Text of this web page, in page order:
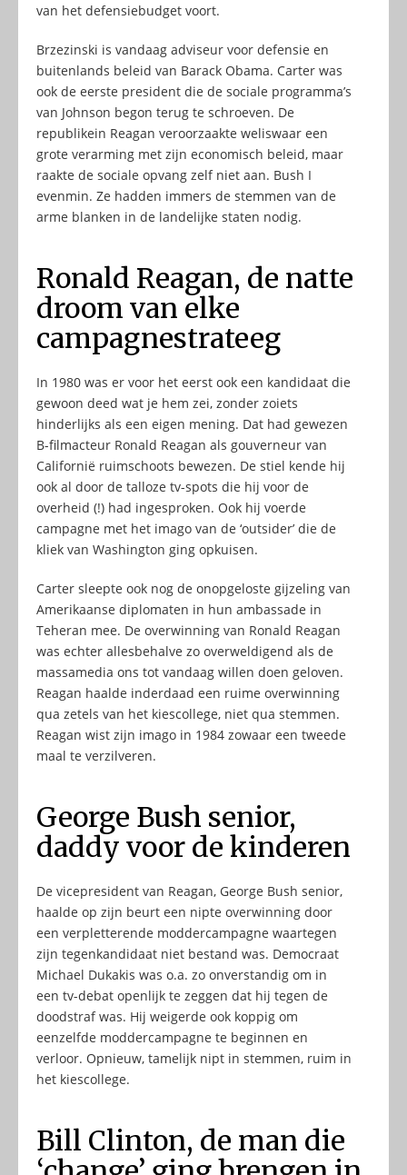
van het defensiebudget voort.
Brzezinski is vandaag adviseur voor defensie en
buitenlands beleid van Barack Obama. Carter was
ook de eerste president die de sociale programma’s
van Johnson begon terug te schroeven. De
republikein Reagan veroorzaakte weliswaar een
grote verarming met zijn economisch beleid, maar
raakte de sociale opvang zelf niet aan. Bush I
evenmin. Ze hadden immers de stemmen van de
arme blanken in de landelijke staten nodig.
Ronald Reagan, de natte
droom van elke
campagnestrateeg
In 1980 was er voor het eerst ook een kandidaat die
gewoon deed wat je hem zei, zonder zoiets
hinderlijks als een eigen mening. Dat had gewezen
B-filmacteur Ronald Reagan als gouverneur van
Californië ruimschoots bewezen. De stiel kende hij
ook al door de talloze tv-spots die hij voor de
overheid (!) had ingesproken. Ook hij voerde
campagne met het imago van de ‘outsider’ die de
kliek van Washington ging opkuisen.
Carter sleepte ook nog de onopgeloste gijzeling van
Amerikaanse diplomaten in hun ambassade in
Teheran mee. De overwinning van Ronald Reagan
was echter allesbehalve zo overweldigend als de
massamedia ons tot vandaag willen doen geloven.
Reagan haalde inderdaad een ruime overwinning
qua zetels van het kiescollege, niet qua stemmen.
Reagan wist zijn imago in 1984 zowaar een tweede
maal te verzilveren.
George Bush senior,
daddy voor de kinderen
De vicepresident van Reagan, George Bush senior,
haalde op zijn beurt een nipte overwinning door
een verpletterende moddercampagne waartegen
zijn tegenkandidaat niet bestand was. Democraat
Michael Dukakis was o.a. zo onverstandig om in
een tv-debat openlijk te zeggen dat hij tegen de
doodstraf was. Hij weigerde ook koppig om
eenzelfde moddercampagne te beginnen en
verloor. Opnieuw, tamelijk nipt in stemmen, ruim in
het kiescollege.
Bill Clinton, de man die